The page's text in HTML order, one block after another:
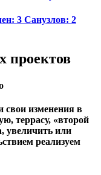
3 Санузлов: 2
проектов
свои изменения в
террасу, «второй
увеличить или
реализуем